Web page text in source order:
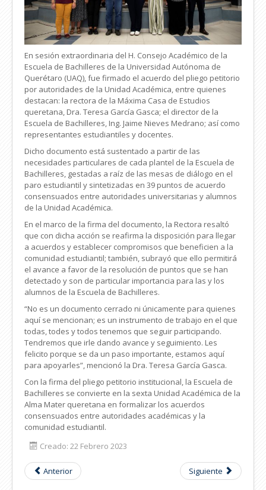
En sesión extraordinaria del H. Consejo Académico de la
Escuela de Bachilleres de la Universidad Autónoma de
Querétaro (UAQ), fue firmado el acuerdo del pliego petitorio
por autoridades de la Unidad Académica, entre quienes
destacan: la rectora de la Máxima Casa de Estudios
queretana, Dra. Teresa García Gasca; el director de la
Escuela de Bachilleres, Ing. Jaime Nieves Medrano; así como
representantes estudiantiles y docentes.
Dicho documento está sustentado a partir de las
necesidades particulares de cada plantel de la Escuela de
Bachilleres, gestadas a raíz de las mesas de diálogo en el
paro estudiantil y sintetizadas en 39 puntos de acuerdo
consensuados entre autoridades universitarias y alumnos
de la Unidad Académica.
En el marco de la firma del documento, la Rectora resaltó
que con dicha acción se reafirma la disposición para llegar
a acuerdos y establecer compromisos que beneficien a la
comunidad estudiantil; también, subrayó que ello permitirá
el avance a favor de la resolución de puntos que se han
detectado y son de particular importancia para las y los
alumnos de la Escuela de Bachilleres.
“No es un documento cerrado ni únicamente para quienes
aquí se mencionan; es un instrumento de trabajo en el que
todas, todes y todos tenemos que seguir participando.
Tendremos que irle dando avance y seguimiento. Les
felicito porque se da un paso importante, estamos aquí
para apoyarles”, mencionó la Dra. Teresa García Gasca.
Con la firma del pliego petitorio institucional, la Escuela de
Bachilleres se convierte en la sexta Unidad Académica de la
Alma Mater queretana en formalizar los acuerdos
consensuados entre autoridades académicas y la
comunidad estudiantil.
Creado: 22 Febrero 2023
Anterior Siguiente